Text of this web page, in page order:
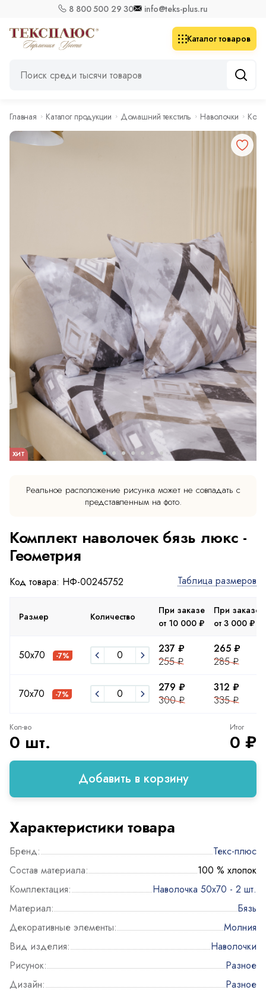
8 800 500 29 30 info@teks-plus.ru
Каталог товаров
Главная Каталог продукции Домашний текстиль Наволочки
ХИТ
Реальное расположение рисунка может не совпадать с
представленным на фото.
Комплект наволочек бязь люкс -
Геометрия
Код товара: НФ-00245752 Таблица размеров
Размер Количество
При заказе
от 10 000 ₽
При заказе
от 3 000 ₽
50х70 -7%
237 ₽
255 ₽
265 ₽
285 ₽
70х70 -7%
279 ₽
300 ₽
312 ₽
335 ₽
Кол-во
0 шт.
Итог
0 ₽
Добавить в корзину
Характеристики товара
Бренд:
Текс-плюс
Состав материала:
100 % хлопок
Комплектация:
Наволочка 50х70 - 2 шт.
Материал:
Бязь
Декоративные элементы:
Молния
Вид изделия:
Наволочки
Рисунок:
Разное
Дизайн:
Разное